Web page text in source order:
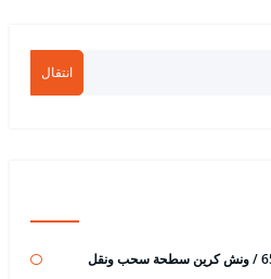
انتقال
ونش ابو حليفة رقم / 65557275 / ونش كرين سطحة سحب ونقل